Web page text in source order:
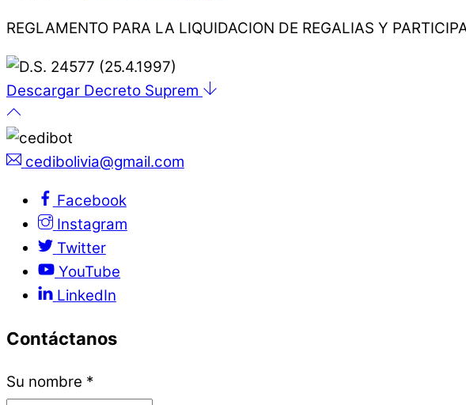
REGLAMENTO PARA LA LIQUIDACION DE REGALIAS Y
Descargar Decreto Suprem
cedibolivia@gmail.com
Facebook
Instagram
Twitter
YouTube
LinkedIn
Contáctanos
Su nombre *